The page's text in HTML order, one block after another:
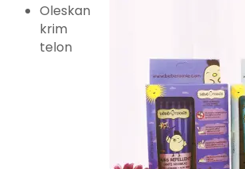
Oleskan
krim
telon